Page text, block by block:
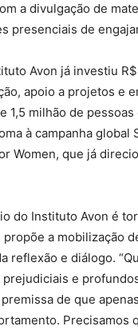
a divulgação de
presenciais de
Avon já investiu
apoio a projetos e
1,5 milhão de
à campanha
Women, que já
do Instituto Avon é
propõe a mobilização
reflexão e diálogo.
e
de que
Precisamos